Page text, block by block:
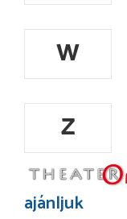
W
Z
ajánljuk